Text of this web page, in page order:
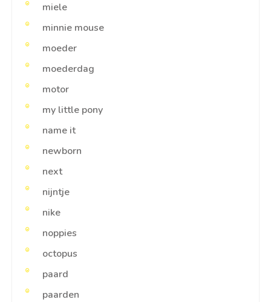
miele
minnie mouse
moeder
moederdag
motor
my little pony
name it
newborn
next
nijntje
nike
noppies
octopus
paard
paarden